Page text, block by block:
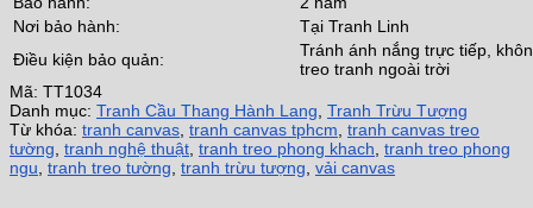
Nơi bảo hành:
Tại Tranh Linh
Điều kiện bảo quản:
Tránh ánh nắng trực tiếp,
treo tranh ngoài trời
Mã: TT1034
Danh mục: Tranh Cầu Thang Hành Lang Tranh Trừu Tượng
Từ khóa: tranh canvas tranh canvas tphcm tranh canvas treo
tường tranh nghệ thuật tranh treo phong khach tranh treo phong
ngu tranh treo tường tranh trừu tượng vải canvas